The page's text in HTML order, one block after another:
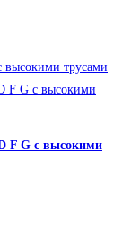
F G с высокими